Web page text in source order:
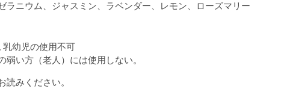
ラニウム、ジャスミン、ラベンダー、レモン、ローズマリー
乳幼児の使用不可
弱い方（老人）には使用しない。
読みください。